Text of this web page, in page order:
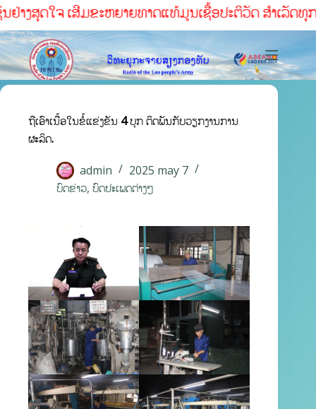
ດໃຈ ເສີມຂະຫຍາຍທາດແທ້ມູນເຊື້ອປະຕິວັດ ສໍາເລັດທຸກໜ້າ
ຖືເອົາເນື້ອໃນຂໍ້ແຂ່ງຂັນ 4 ບຸກ ຕິດພັນກັບວຽກງານການ
ຜະລິດ.
admin
2025 may 7
ບົດຂ່າວ, ບົດປະເພດຕ່າງໆ